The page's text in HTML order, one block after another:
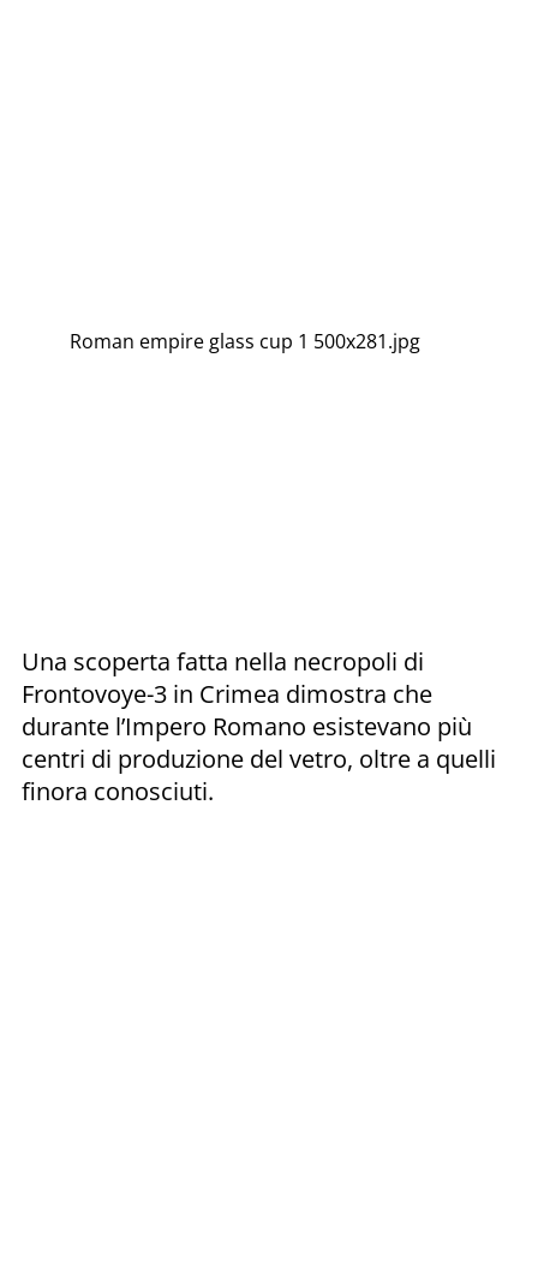
Roman empire glass cup 1 500x281.jpg
Una scoperta fatta nella necropoli di
Frontovoye-3 in Crimea dimostra che
durante l’Impero Romano esistevano più
centri di produzione del vetro, oltre a quelli
finora conosciuti.